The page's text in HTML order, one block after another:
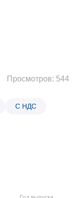
Просмотров: 544
С НДС